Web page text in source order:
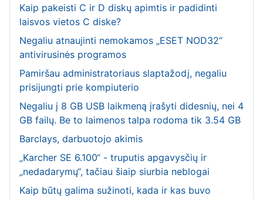
Kaip pakeisti C ir D diskų apimtis ir padidinti
laisvos vietos C diske?
Negaliu atnaujinti nemokamos „ESET NOD32“
antivirusinės programos
Pamiršau administratoriaus slaptažodį, negaliu
prisijungti prie kompiuterio
Negaliu į 8 GB USB laikmeną įrašyti didesnių, nei 4
GB failų. Be to laimenos talpa rodoma tik 3.54 GB
Barclays, darbuotojo akimis
„Karcher SE 6.100“ - truputis apgavysčių ir
„nedadarymų“, tačiau šiaip siurbia neblogai
Kaip būtų galima sužinoti, kada ir kas buvo